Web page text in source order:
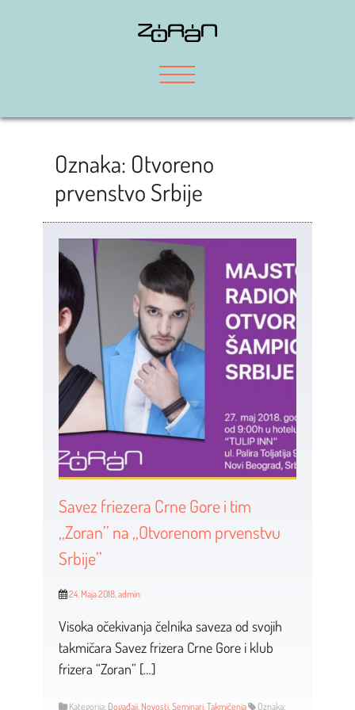
Oznaka: Otvoreno
prvenstvo Srbije
Savez friezera Crne Gore i tim
,,Zoran’’ na ,,Otvorenom prvenstvu
Srbije’’
24. Maja 2018. admin
Visoka očekivanja čelnika saveza od svojih
takmičara Savez frizera Crne Gore i klub
frizera “Zoran” […]
Kategorija: Događaji, Novosti, Seminari, Takmičenja
Oznaka: